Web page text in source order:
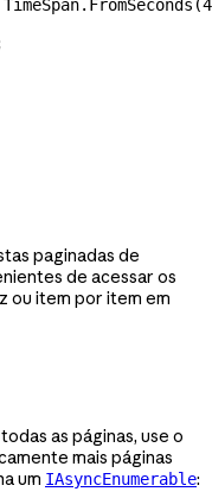
TimeSpan. FromSeconds (
paginadas de
de acessar os
ou item por item em
as páginas, use o
mais páginas
um IAsyncEnumerable: